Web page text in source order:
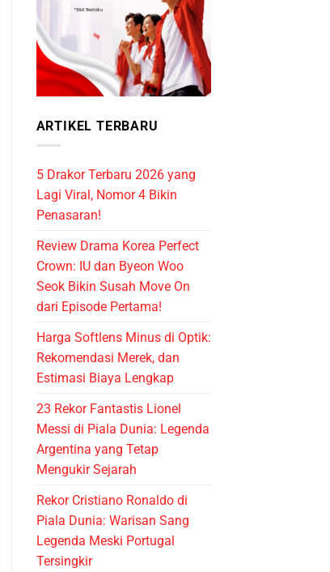
ARTIKEL TERBARU
5 Drakor Terbaru 2026 yang
Lagi Viral, Nomor 4 Bikin
Penasaran!
Review Drama Korea Perfect
Crown: IU dan Byeon Woo
Seok Bikin Susah Move On
dari Episode Pertama!
Harga Softlens Minus di Optik:
Rekomendasi Merek, dan
Estimasi Biaya Lengkap
23 Rekor Fantastis Lionel
Messi di Piala Dunia: Legenda
Argentina yang Tetap
Mengukir Sejarah
Rekor Cristiano Ronaldo di
Piala Dunia: Warisan Sang
Legenda Meski Portugal
Tersingkir